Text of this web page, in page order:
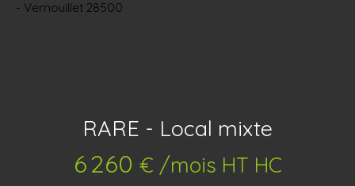
RARE - Local mixte
6 260 € /mois HT HC